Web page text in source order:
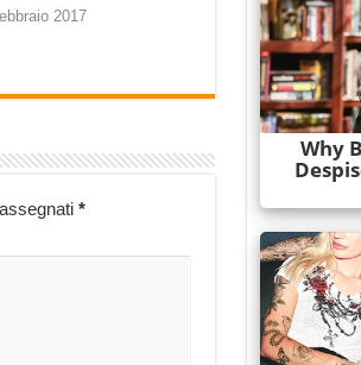
2017
*